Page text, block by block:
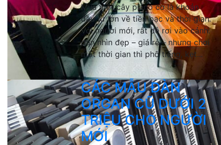
Mua một cây piano cơ là khoản
đầu tư lớn về tiền bạc và thời gian.
Với người mới, rất dễ rơi vào cảnh:
đàn nhìn đẹp – giá rẻ – nhưng chơi
một thời gian thì phô tiếng, kẹt...
CÁC MẪU ĐÀN
ORGAN CŨ DƯỚI 2
TRIỆU CHO NGƯỜI
MỚI